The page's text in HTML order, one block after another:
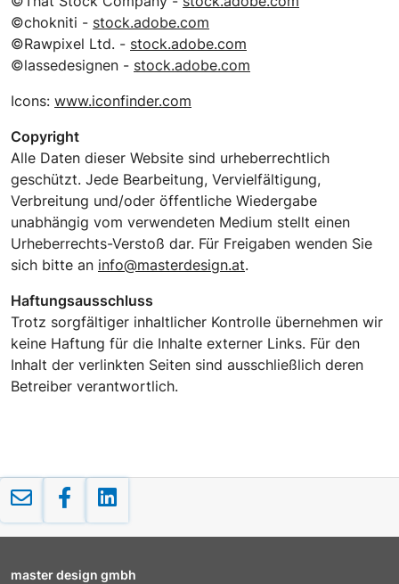
©chokniti - stock.adobe.com
©Rawpixel Ltd. - stock.adobe.com
©lassedesignen - stock.adobe.com
Icons: www.iconfinder.com
Copyright
Alle Daten dieser Website sind urheberrechtlich
geschützt. Jede Bearbeitung, Vervielfältigung,
Verbreitung und/oder öffentliche Wiedergabe
unabhängig vom verwendeten Medium stellt einen
Urheberrechts-Verstoß dar. Für Freigaben wenden Sie
sich bitte an info@masterdesign.at.
Haftungsausschluss
Trotz sorgfältiger inhaltlicher Kontrolle übernehmen wir
keine Haftung für die Inhalte externer Links. Für den
Inhalt der verlinkten Seiten sind ausschließlich deren
Betreiber verantwortlich.
master design gmbh